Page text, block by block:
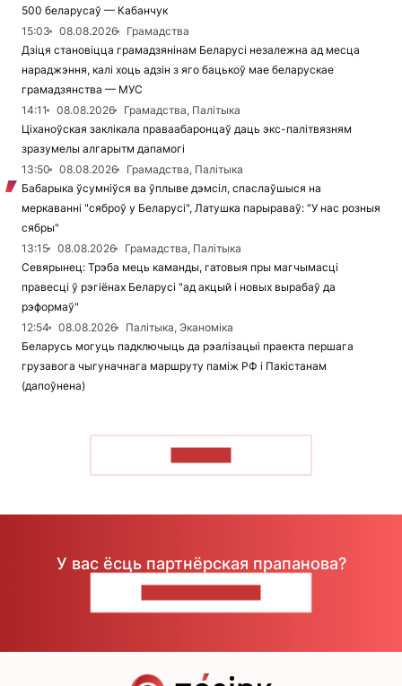
500 беларусаў — Кабанчук
15:03
08.08.2026
Грамадства
Дзіця становіцца грамадзянінам Беларусі незалежна ад месца
нараджэння, калі хоць адзін з яго бацькоў мае беларускае
грамадзянства — МУС
14:11
08.08.2026
Грамадства, Палітыка
Ціханоўская заклікала праваабаронцаў даць экс-палітвязням
зразумелы алгарытм дапамогі
13:50
08.08.2026
Грамадства, Палітыка
Бабарыка ўсумніўся ва ўплыве дэмсіл, спаслаўшыся на
меркаванні "сяброў у Беларусі", Латушка парыраваў: "У нас розныя
сябры"
13:15
08.08.2026
Грамадства, Палітыка
Севярынец: Трэба мець каманды, гатовыя пры магчымасці
правесці ў рэгіёнах Беларусі "ад акцый і новых вырабаў да
рэформаў"
12:54
08.08.2026
Палітыка, Эканоміка
Беларусь могуць падключыць да рэалізацыі праекта першага
грузавога чыгуначнага маршруту паміж РФ і Пакістанам
(дапоўнена)
У вас ёсць партнёрская прапанова?